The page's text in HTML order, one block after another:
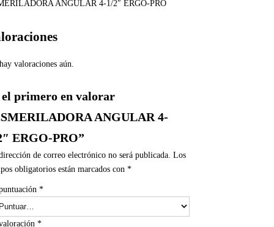
ANGULAR 4-1/2″ ERGO-PRO
valoraciones aún.
el primero en valorar
ANGULAR 4-
ERGO-PRO”
de correo electrónico no será publicada. Los
obligatorios están marcados con *
*
*